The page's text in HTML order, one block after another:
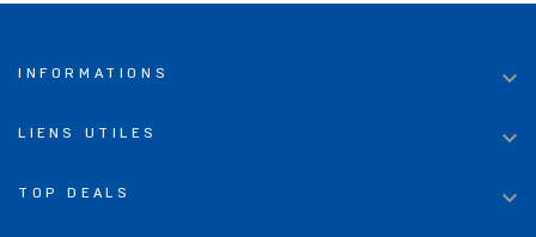
INFORMATIONS 
LIENS UTILES 
TOP DEALS 